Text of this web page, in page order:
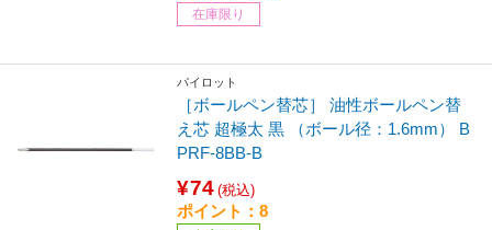
在庫限り
パイロット
［ボールペン替芯］ 油性ボールペン替
え芯 超極太 黒 （ボール径：1.6mm） B
PRF-8BB-B
¥74 (税込)
ポイント：8